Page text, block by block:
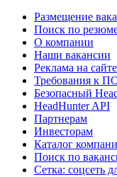
Размещение
Поиск по
О компании
Наши вакансии
Реклама на сайте
Требования к
Безопасный
HeadHunter API
Партнерам
Инвесторам
Каталог
Поиск по
Сетка: соцсеть